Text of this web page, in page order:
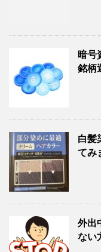
暗号
銘柄
白髪
てみ
外出
ない